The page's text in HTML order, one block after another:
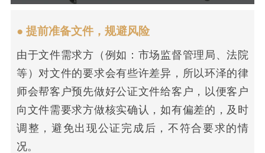
● 提前准备文件，规避风险
由于文件需求方（例如：市场监督管理局、法院
等）对文件的要求会有些许差异，所以环泽的律
师会帮客户预先做好公证文件给客户，以便客户
向文件需要求方做核实确认，如有偏差的，及时
调整，避免出现公证完成后，不符合要求的情
况。